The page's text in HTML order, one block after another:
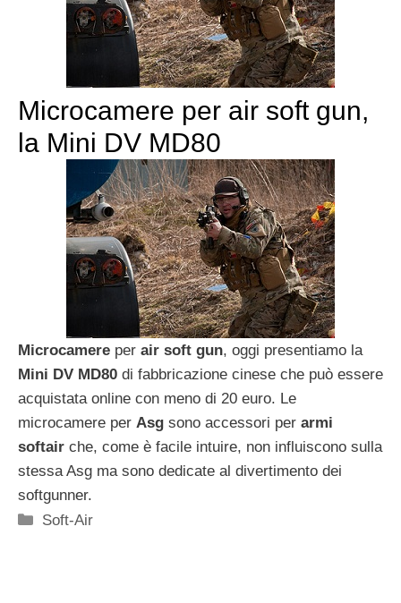
Microcamere per air soft gun,
la Mini DV MD80
Microcamere per air soft gun, oggi presentiamo la
Mini DV MD80 di fabbricazione cinese che può essere
acquistata online con meno di 20 euro. Le
microcamere per Asg sono accessori per armi
softair che, come è facile intuire, non influiscono sulla
stessa Asg ma sono dedicate al divertimento dei
softgunner.
Categorie
Soft-Air